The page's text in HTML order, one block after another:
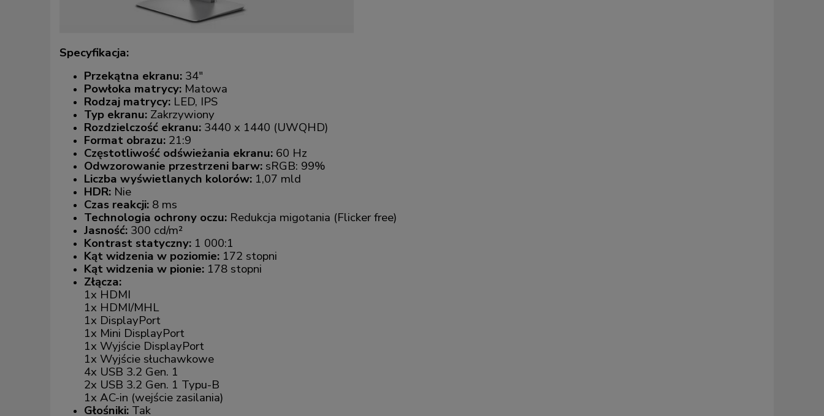
Specyfikacja:
Przekątna ekranu: 34"
Powłoka matrycy: Matowa
Rodzaj matrycy: LED, IPS
Typ ekranu: Zakrzywiony
Rozdzielczość ekranu: 3440 x 1440 (UWQHD)
Format obrazu: 21:9
Częstotliwość odświeżania ekranu: 60 Hz
Odwzorowanie przestrzeni barw: sRGB: 99%
Liczba wyświetlanych kolorów: 1,07 mld
HDR: Nie
Czas reakcji: 8 ms
Technologia ochrony oczu: Redukcja migotania (Flicker free)
Jasność: 300 cd/m²
Kontrast statyczny: 1 000:1
Kąt widzenia w poziomie: 172 stopni
Kąt widzenia w pionie: 178 stopni
Złącza:
1x HDMI
1x HDMI/MHL
1x DisplayPort
1x Mini DisplayPort
1x Wyjście DisplayPort
1x Wyjście słuchawkowe
4x USB 3.2 Gen. 1
2x USB 3.2 Gen. 1 Typu-B
1x AC-in (wejście zasilania)
Głośniki: Tak